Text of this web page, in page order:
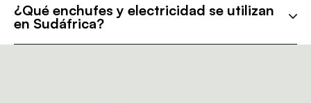
¿Qué enchufes y electricidad se utilizan
en Sudáfrica?